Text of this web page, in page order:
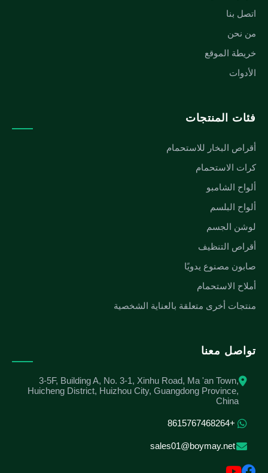
اتصل بنا
من نحن
خريطة الموقع
الأدوات
فئات المنتجات
أقراص البخار للاستحمام
كرات الاستحمام
ألواح الشامبو
ألواح البلسم
لوشن الجسم
أقراص التنظيف
صابون مصنوع يدويًا
أملاح الاستحمام
منتجات أخرى متعلقة بالعناية الشخصية
تواصل معنا
3-5F, Building A, No. 3-1, Xinhu Road, Ma 'an Town,
Huicheng District, Huizhou City, Guangdong Province,
China
+8615767468264
sales01@boymay.net